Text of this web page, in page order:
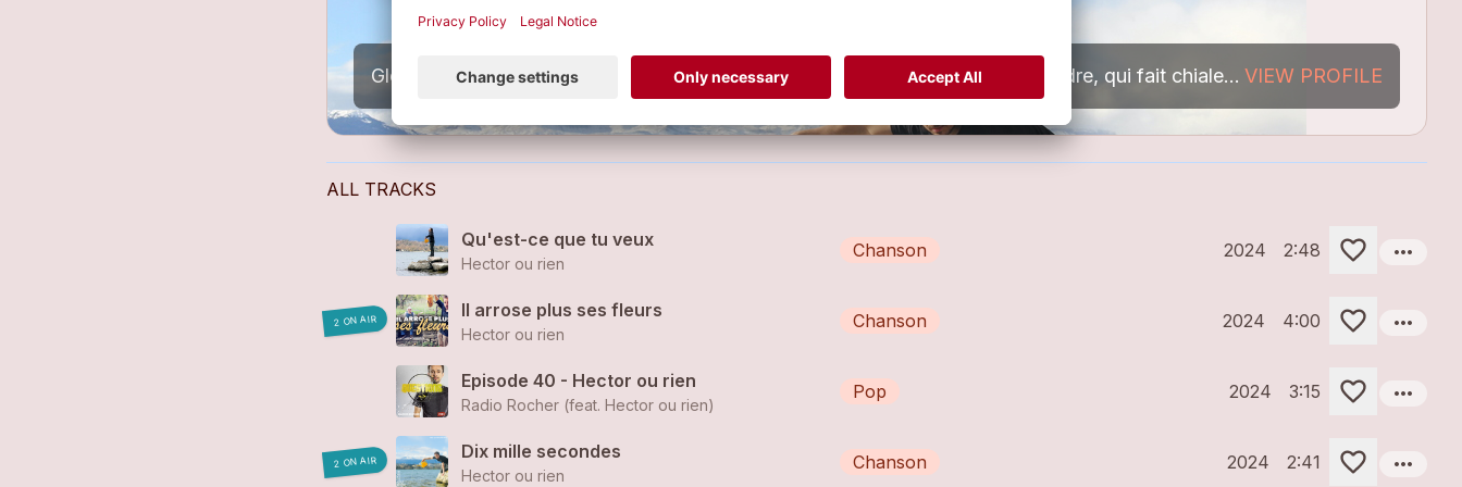
Gloire aux limites qu'on va petit à petit franchir. Gloire à tout ce qui sort du cadre, qui fait chialer, qui fait rire. Gloire à
VIEW PROFILE
ALL TRACKS
Qu'est-ce que tu veux
Hector ou rien
Chanson 2024 2:48 more_horiz
2 ON AIR
Il arrose plus ses fleurs
Hector ou rien
Chanson 2024 4:00 more_horiz
Episode 40 - Hector ou rien
Radio Rocher (feat. Hector ou rien)
Pop 2024 3:15 more_horiz
2 ON AIR
Dix mille secondes
Hector ou rien
Chanson 2024 2:41 more_horiz